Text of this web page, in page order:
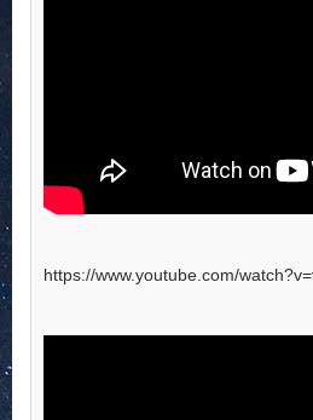
https://www.youtube.com/